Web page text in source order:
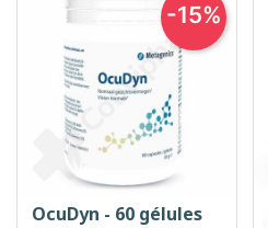
OcuDyn - 60 gélules
-15%